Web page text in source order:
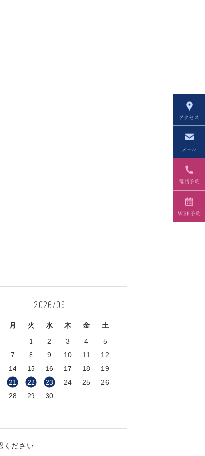
アクセス
メール
電話予約
WEB予約
2026/09
月 火 水 木 金 土
1 2 3 4
5
7 8 9 10 11
12
14 15 16 17 18
19
21 22 23 24 25
26
28 29 30
ください